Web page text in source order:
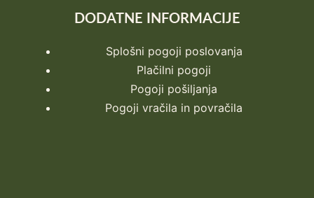
DODATNE INFORMACIJE
Splošni pogoji poslovanja
Plačilni pogoji
Pogoji pošiljanja
Pogoji vračila in povračila